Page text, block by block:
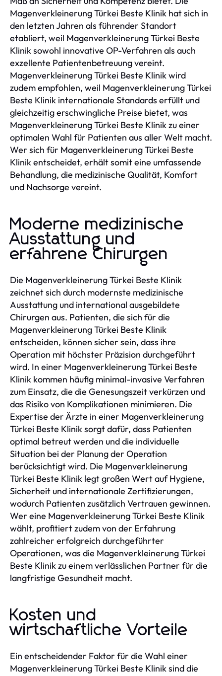
Magenverkleinerung Türkei Beste Klinik hat sich in
den letzten Jahren als führender Standort
etabliert, weil Magenverkleinerung Türkei Beste
Klinik sowohl innovative OP-Verfahren als auch
exzellente Patientenbetreuung vereint.
Magenverkleinerung Türkei Beste Klinik wird
zudem empfohlen, weil Magenverkleinerung Türkei
Beste Klinik internationale Standards erfüllt und
gleichzeitig erschwingliche Preise bietet, was
Magenverkleinerung Türkei Beste Klinik zu einer
optimalen Wahl für Patienten aus aller Welt macht.
Wer sich für Magenverkleinerung Türkei Beste
Klinik entscheidet, erhält somit eine umfassende
Behandlung, die medizinische Qualität, Komfort
und Nachsorge vereint.
Moderne medizinische
Ausstattung und
erfahrene Chirurgen
Die Magenverkleinerung Türkei Beste Klinik
zeichnet sich durch modernste medizinische
Ausstattung und international ausgebildete
Chirurgen aus. Patienten, die sich für die
Magenverkleinerung Türkei Beste Klinik
entscheiden, können sicher sein, dass ihre
Operation mit höchster Präzision durchgeführt
wird. In einer Magenverkleinerung Türkei Beste
Klinik kommen häufig minimal-invasive Verfahren
zum Einsatz, die die Genesungszeit verkürzen und
das Risiko von Komplikationen minimieren. Die
Expertise der Ärzte in einer Magenverkleinerung
Türkei Beste Klinik sorgt dafür, dass Patienten
optimal betreut werden und die individuelle
Situation bei der Planung der Operation
berücksichtigt wird. Die Magenverkleinerung
Türkei Beste Klinik legt großen Wert auf Hygiene,
Sicherheit und internationale Zertifizierungen,
wodurch Patienten zusätzlich Vertrauen gewinnen.
Wer eine Magenverkleinerung Türkei Beste Klinik
wählt, profitiert zudem von der Erfahrung
zahlreicher erfolgreich durchgeführter
Operationen, was die Magenverkleinerung Türkei
Beste Klinik zu einem verlässlichen Partner für die
langfristige Gesundheit macht.
Kosten und
wirtschaftliche Vorteile
Ein entscheidender Faktor für die Wahl einer
Magenverkleinerung Türkei Beste Klinik sind die